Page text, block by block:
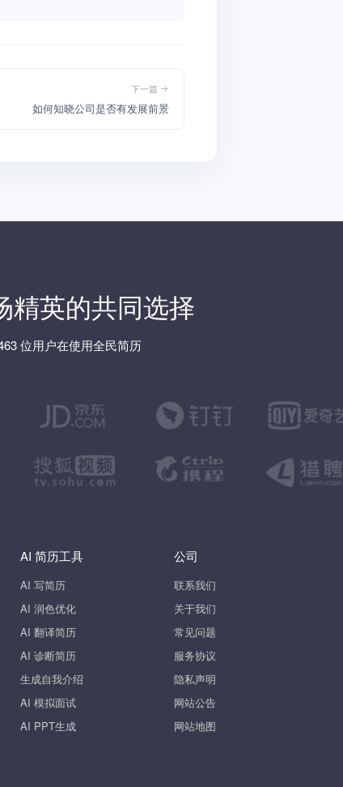
下一篇
如何知晓公司是否有发展前景
精英的共同选择
位用户在使用全民简历
AI 简历工具
AI 写简历
AI 润色优化
AI 翻译简历
AI 诊断简历
生成自我介绍
AI 模拟面试
AI PPT生成
公司
联系我们
关于我们
常见问题
服务协议
隐私声明
网站公告
网站地图